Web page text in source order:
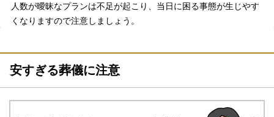
人数が曖昧なプランは不足が起こり、当日に困る事態が生じやす
くなりますので注意しましょう。
安すぎる葬儀に注意